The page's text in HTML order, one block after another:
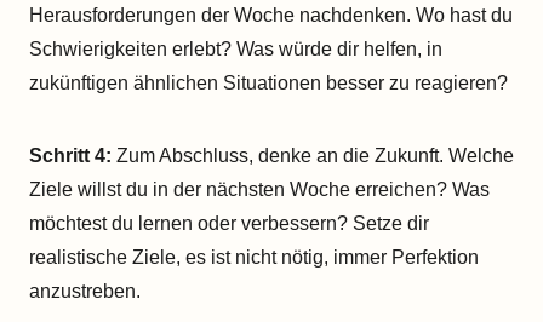
Herausforderungen der Woche nachdenken. Wo hast du
Schwierigkeiten erlebt? Was würde dir helfen, in
zukünftigen ähnlichen Situationen besser zu reagieren?
Schritt 4: Zum Abschluss, denke an die Zukunft. Welche
Ziele willst du in der nächsten Woche erreichen? Was
möchtest du lernen oder verbessern? Setze dir
realistische Ziele, es ist nicht nötig, immer Perfektion
anzustreben.